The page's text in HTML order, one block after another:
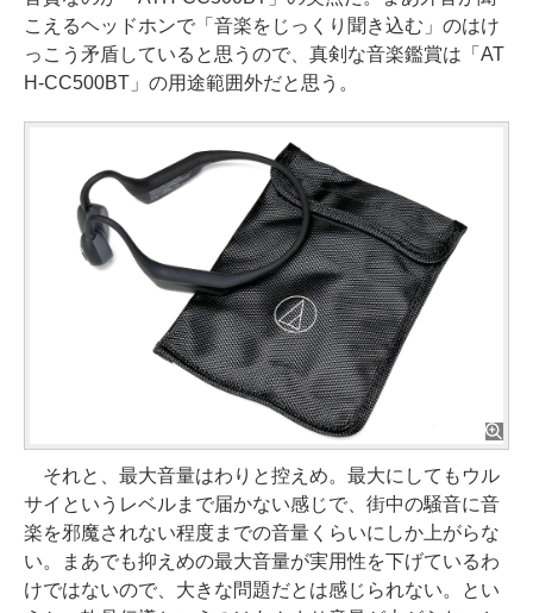
こえるヘッドホンで「音楽をじっくり聞き込む」のはけ
っこう矛盾していると思うので、真剣な音楽鑑賞は「AT
H-CC500BT」の用途範囲外だと思う。
それと、最大音量はわりと控えめ。最大にしてもウル
サイというレベルまで届かない感じで、街中の騒音に音
楽を邪魔されない程度までの音量くらいにしか上がらな
い。まあでも抑えめの最大音量が実用性を下げているわ
けではないので、大きな問題だとは感じられない。とい